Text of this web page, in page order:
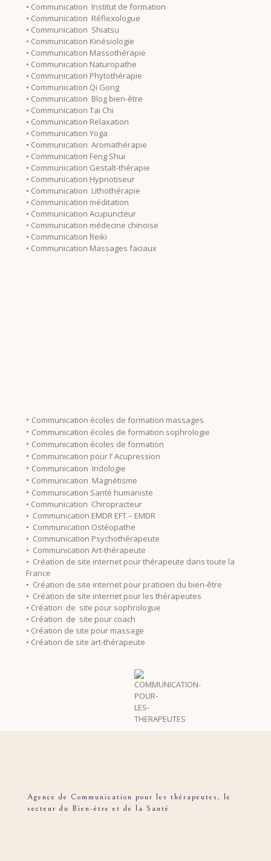
• Communication Institut de formation
• Communication Réflexologue
• Communication Shiatsu
• Communication Kinésiologie
• Communication Massothérapie
• Communication Naturopathe
• Communication Phytothérapie
• Communication Qi Gong
• Communication Blog bien-être
• Communication Tai Chi
• Communication Relaxation
• Communication Yoga
• Communication Aromathérapie
• Communication Feng Shui
• Communication Gestalt-thérapie
• Communication Hypnotiseur
• Communication Lithothérapie
• Communication méditation
• Communication Acupuncteur
• Communication médecine chinoise
• Communication Reiki
• Communication Massages faciaux
• Communication écoles de formation massages
• Communication écoles de formation sophrologie
• Communication écoles de formation
• Communication pour l’ Acupression
• Communication Iridologie
• Communication Magnétisme
• Communication Santé humaniste
• Communication Chiropracteur
• Communication EMDR EFT – EMDR
• Communication Ostéopathe
• Communication Psychothérapeute
• Communication Art-thérapeute
• Création de site internet pour thérapeute dans toute la
France
• Création de site internet pour praticien du bien-être
• Création de site internet pour les thérapeutes
• Création de site pour sophrologue
• Création de site pour coach
• Création de site pour massage
• Création de site art-thérapeute
Agence de Communication pour les thérapeutes, le
secteur du Bien-être et de la Santé